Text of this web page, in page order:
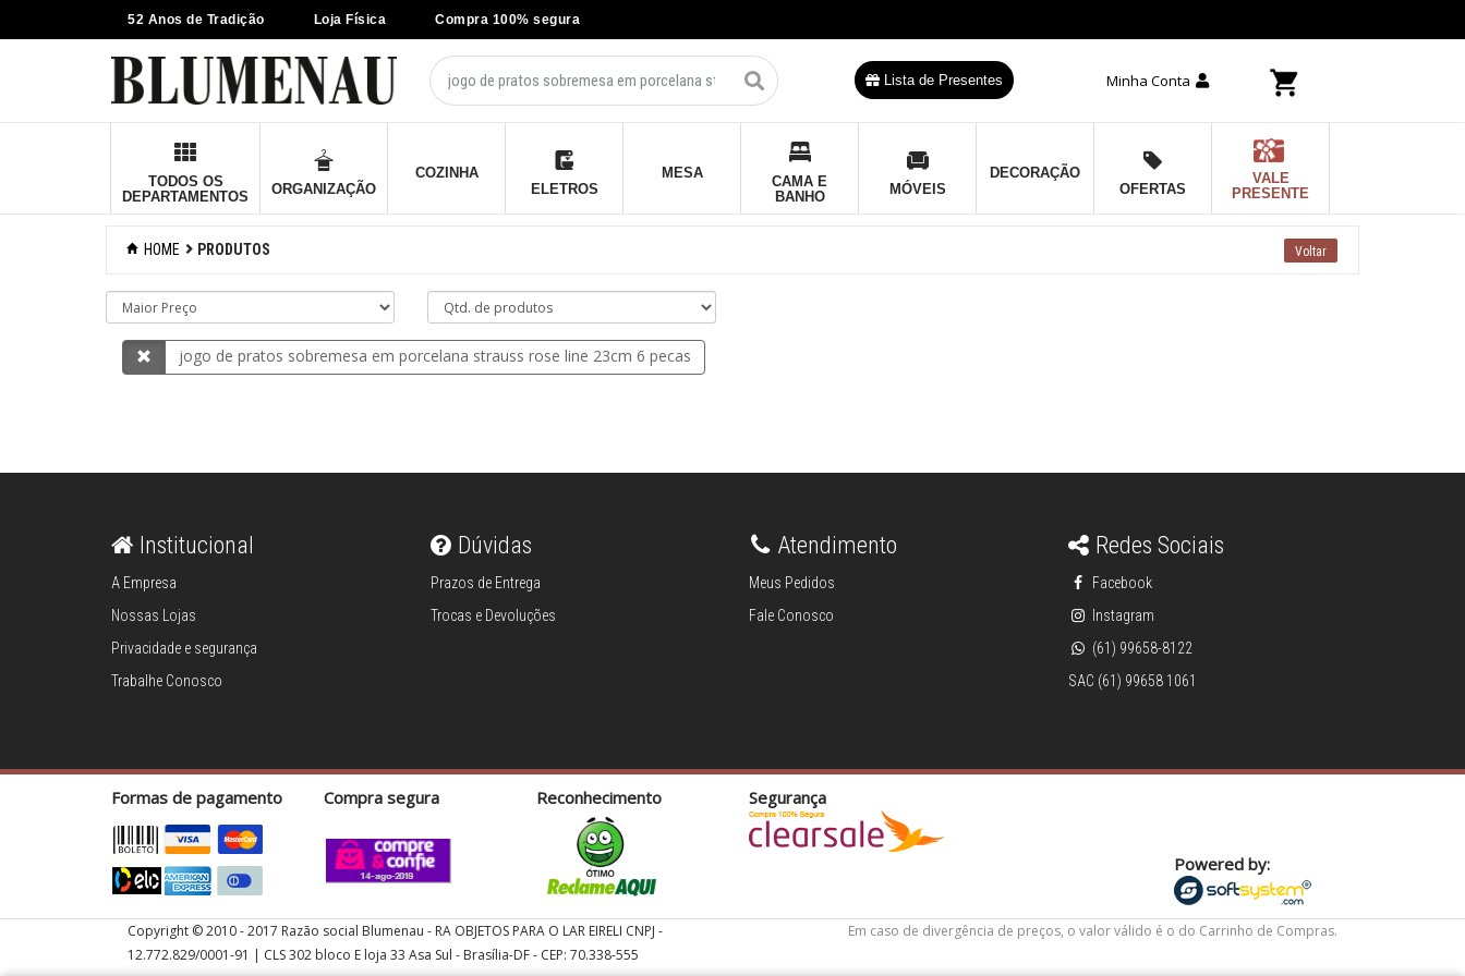
52 Anos de Tradição Loja Física Compra 100% segura
Lista de Presentes Minha Conta
×
Organização
Cama e banho
Criar conta
Pesquisar Lista
TODOS OS
DEPARTAMENTOS
ORGANIZAÇÃO
COZINHA
ELETROS
MESA
CAMA E
BANHO
MÓVEIS
DECORAÇÃO
OFERTAS
VALE
PRESENTE
HOME PRODUTOS
jogo de pratos sobremesa em porcelana strauss rose line 23cm 6 pecas
Institucional
A Empresa
Nossas Lojas
Privacidade e segurança
Trabalhe Conosco
Dúvidas
Prazos de Entrega
Trocas e Devoluções
Atendimento
Meus Pedidos
Fale Conosco
Redes Sociais
Facebook
Instagram
(61) 99658-8122
SAC (61) 99658 1061
Formas de pagamento Compra segura Reconhecimento Segurança
Powered by:
Copyright © 2010 - 2017 Razão social Blumenau - RA OBJETOS PARA O LAR EIRELI CNPJ -
12.772.829/0001-91 | CLS 302 bloco E loja 33 Asa Sul - Brasília-DF - CEP: 70.338-555
Em caso de divergência de preços, o valor válido é o do Carrinho de Compras.